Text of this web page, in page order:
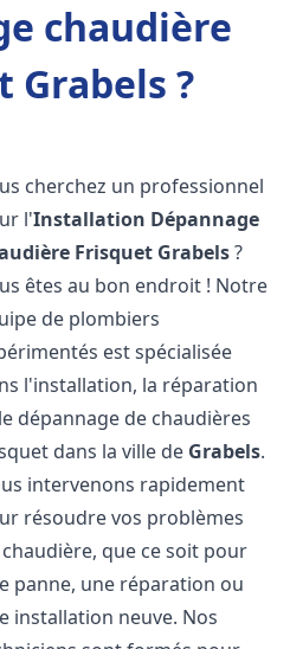
chaudière
Grabels ?
cherchez un professionnel
l'Installation Dépannage
Frisquet Grabels?
êtes au bon endroit ! Notre
de plombiers
est spécialisée
l'installation, la réparation
dépannage de chaudières
dans la ville de Grabels.
intervenons rapidement
résoudre vos problèmes
que ce soit pour
panne, une réparation ou
installation neuve. Nos